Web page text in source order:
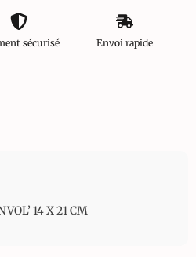
sécurisé Envoi rapide
14 X 21 CM